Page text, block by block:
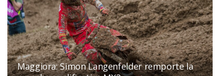
Maggiora: Simon Langenfelder remporte la